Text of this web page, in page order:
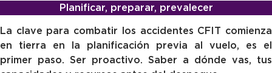
Planificar, preparar, prevalecer
La clave para combatir los accidentes CFIT comienza
en tierra en la planificación previa al vuelo, es el
primer paso. Ser proactivo. Saber a dónde vas, tus